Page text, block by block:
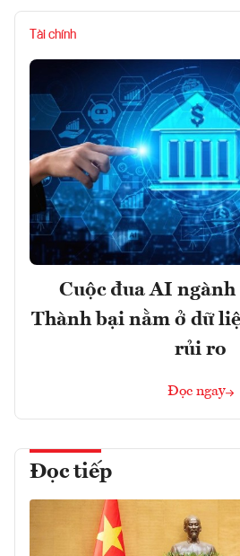
Tài chính
Cuộc đua AI ngành
Thành bại nằm ở dữ
rủi ro
Đọc ngay
Đọc tiếp